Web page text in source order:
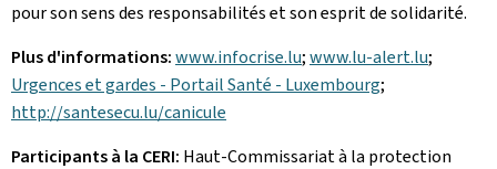
pour son sens des responsabilités et son esprit de solidarité.
Plus d'informations:www.infocrise.lu;www.lu-alert.lu;
Urgences et gardes - Portail Santé - Luxembourg;
http://santesecu.lu/canicule
Participants à la CERI: Haut-Commissariat à la protection